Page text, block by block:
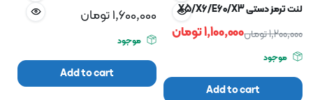
لنت ترمز دستی X5/X6/E60/X3
1,200,000تومان1,100,000تومان
موجود
Add to cart
1,600,000تومان
موجود
Add to cart